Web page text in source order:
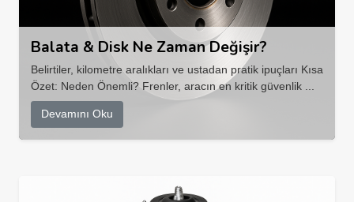
Balata & Disk Ne Zaman Değişir?
Belirtiler, kilometre aralıkları ve ustadan pratik ipuçları Kısa
Özet: Neden Önemli? Frenler, aracın en kritik güvenlik ...
Devamını Oku